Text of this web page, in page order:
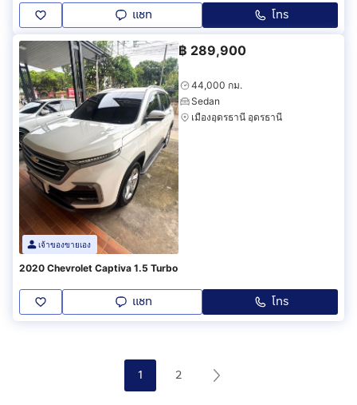
แชท โทร
เจ้าของขายเอง
฿ 289,900
44,000 กม.
Sedan
เมืองอุดรธานี อุดรธานี
2020 Chevrolet Captiva 1.5 Turbo
แชท โทร
1 2